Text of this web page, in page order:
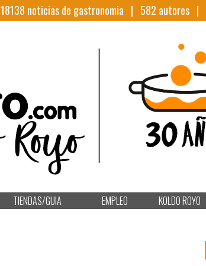
18138 noticias de gastronomia | 582 autores |
TIENDAS/GUIA EMPLEO KOLDO ROYO